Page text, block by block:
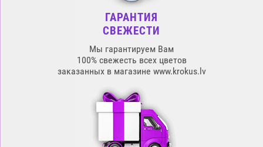
ГАРАНТИЯ
СВЕЖЕСТИ
Мы гарантируем Вам
100% свежесть всех цветов
заказанных в магазине www.krokus.lv